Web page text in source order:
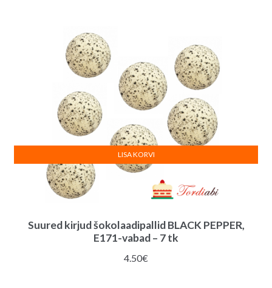
Suured kirjud šokolaadipallid BLACK PEPPER,
E171-vabad – 7 tk
4.50€
LISA KORVI